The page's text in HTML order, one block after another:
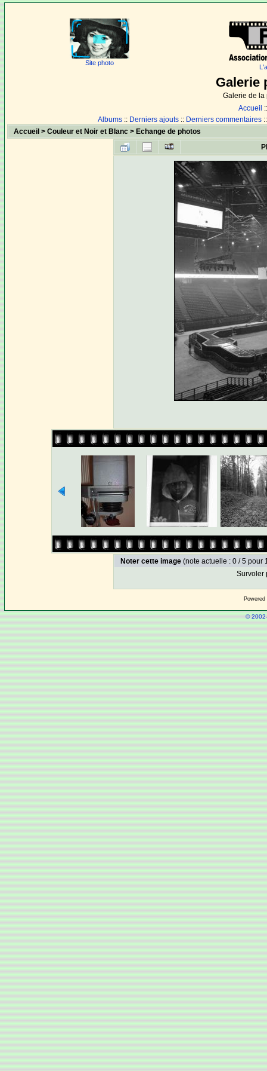
Site photo
Galerie
Galerie de la
Accueil
Albums :: Derniers ajouts :: Derniers commentaires
Accueil >Couleur et Noir et Blanc > Echange de photos
Noter cette image (note actuelle : 0 / 5 pour
Survoler
©